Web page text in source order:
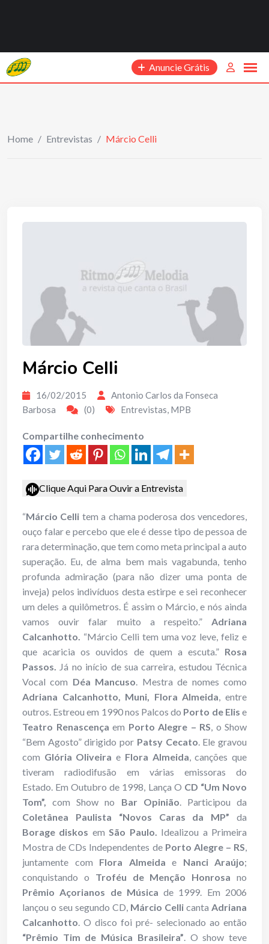
Anuncie Grátis
Home / Entrevistas / Márcio Celli
Márcio Celli
16/02/2015
Antonio Carlos da Fonseca
Barbosa
(0) Entrevistas, MPB
Compartilhe conhecimento
Clique Aqui Para Ouvir a Entrevista
“Márcio Celli tem a chama poderosa dos vencedores,
ouço falar e percebo que ele é desse tipo de pessoa de
rara determinação, que tem como meta principal a auto
superação. Eu, de alma bem mais vagabunda, tenho
profunda admiração (para não dizer uma ponta de
inveja) pelos indivíduos desta estirpe e sei reconhecer
um deles a quilômetros. É assim o Márcio, e nós ainda
vamos ouvir falar muito a respeito.” Adriana
Calcanhotto. “Márcio Celli tem uma voz leve, feliz e
que acaricia os ouvidos de quem a escuta.” Rosa
Passos. Já no início de sua carreira, estudou Técnica
Vocal com Déa Mancuso. Mestra de nomes como
Adriana Calcanhotto, Muni, Flora Almeida, entre
outros. Estreou em 1990 nos Palcos do Porto de Elis e
Teatro Renascença em Porto Alegre – RS, o Show
“Bem Agosto” dirigido por Patsy Cecato. Ele gravou
com Glória Oliveira e Flora Almeida, canções que
tiveram radiodifusão em várias emissoras do
Estado. Em Outubro de 1998, Lança O CD “Um Novo
Tom”, com Show no Bar Opinião. Participou da
Coletânea Paulista
“Novos Caras da MP” da
Borage diskos emSão Paulo. Idealizou a Primeira
Mostra de CDs Independentes de Porto Alegre – RS,
juntamente com Flora Almeida e Nanci Araújo;
conquistando o Troféu de Menção Honrosa no
Prêmio Açorianos de Música de 1999. Em 2006
lançou o seu segundo CD, Márcio Celli canta Adriana
Calcanhotto. O disco foi pré- selecionado ao então
“Prêmio Tim de Música Brasileira”. O show teve